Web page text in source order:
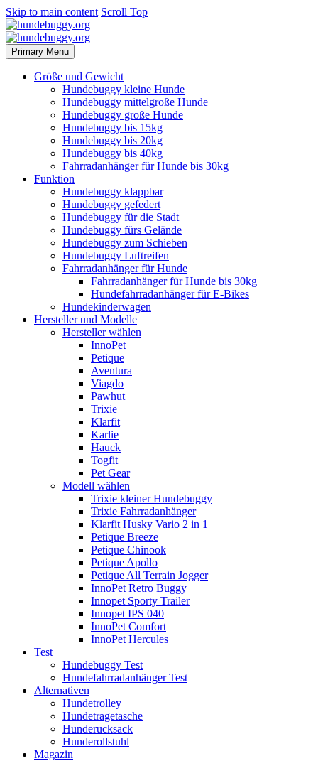
Skip to main content Scroll Top
Primary Menu
Größe und Gewicht
Hundebuggy kleine Hunde
Hundebuggy mittelgroße Hunde
Hundebuggy große Hunde
Hundebuggy bis 15kg
Hundebuggy bis 20kg
Hundebuggy bis 40kg
Fahrradanhänger für Hunde bis 30kg
Funktion
Hundebuggy klappbar
Hundebuggy gefedert
Hundebuggy für die Stadt
Hundebuggy fürs Gelände
Hundebuggy zum Schieben
Hundebuggy Luftreifen
Fahrradanhänger für Hunde
Fahrradanhänger für Hunde bis 30kg
Hundefahrradanhänger für E-Bikes
Hundekinderwagen
Hersteller und Modelle
Hersteller wählen
InnoPet
Petique
Aventura
Viagdo
Pawhut
Trixie
Klarfit
Karlie
Hauck
Togfit
Pet Gear
Modell wählen
Trixie kleiner Hundebuggy
Trixie Fahrradanhänger
Klarfit Husky Vario 2 in 1
Petique Breeze
Petique Chinook
Petique Apollo
Petique All Terrain Jogger
InnoPet Retro Buggy
Innopet Sporty Trailer
Innopet IPS 040
InnoPet Comfort
InnoPet Hercules
Test
Hundebuggy Test
Hundefahrradanhänger Test
Alternativen
Hundetrolley
Hundetragetasche
Hunderucksack
Hunderollstuhl
Magazin